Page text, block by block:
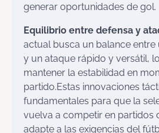
generar oportunidades de gol.
Equilibrio entre defensa y
actual busca un balance entre
y un ataque rápido y versátil,
mantener la estabilidad en
partido.Estas innovaciones
fundamentales para que la
vuelva a competir en partidos
adapte a las exigencias del